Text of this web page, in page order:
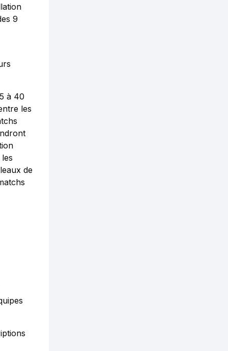
9
à 40
les
de